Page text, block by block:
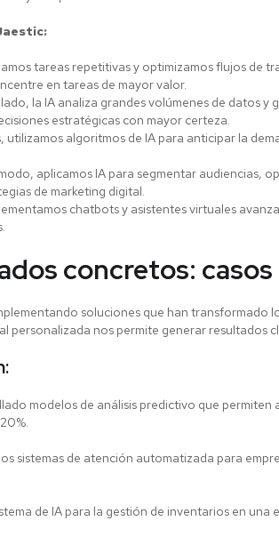
tareas repetitivas y optimizamos flujos de
en tareas de mayor valor.
la IA analiza grandes volúmenes de datos
estratégicas con mayor certeza.
utilizamos algoritmos de IA para anticipar la
aplicamos IA para segmentar audiencias,
de marketing digital.
chatbots y asistentes virtuales
concretos:
soluciones que han transformado
nos permite generar resultados
modelos de análisis predictivo que
sistemas de atención automatizada para
de IA para la gestión de inventarios en